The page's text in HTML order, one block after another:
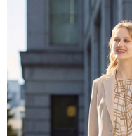
※ 請注意：結帳手續完成當下
購買商品的店家。未經商家同
後付繳納相關費用。
※ 交易是否成功請以「
是否繳費成功／繳費後需取消
客戶支援中心」https://
【注意事項】
１．透過由恩沛科技股份有限
易，需依本服務之必要範圍內
權轉讓予恩沛科技股份有限公
付款後7-11取貨---滿2000元
每筆NT$60，滿NT$2,000(
宅配-滿2000元免運
每筆NT$120，滿